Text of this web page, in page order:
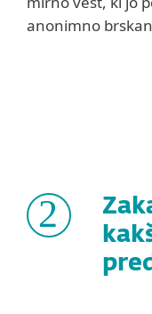
anonimno
2